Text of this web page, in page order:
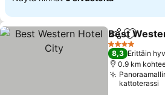
Jaa Lisää
Best
4 Tähtiluokitus
8,3 Erittäin
0.9 km
kattoterassi